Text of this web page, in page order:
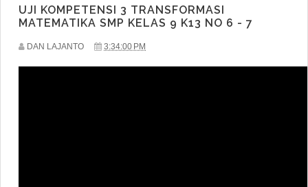
UJI KOMPETENSI 3 TRANSFORMASI
MATEMATIKA SMP KELAS 9 K13 NO 6 - 7
DAN LAJANTO 3:34:00 PM